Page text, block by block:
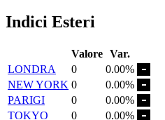
Indici Esteri
Valore Var.
LONDRA
0
0.00%
NEW YORK 0
0.00%
PARIGI
0
0.00%
TOKYO
0
0.00%